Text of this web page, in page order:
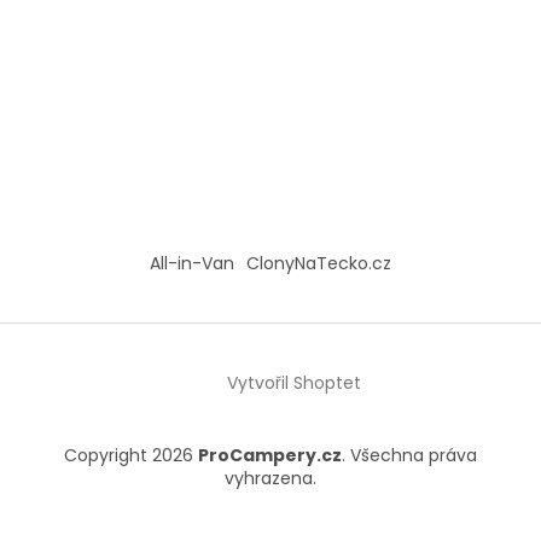
All-in-Van ClonyNaTecko.cz
Vytvořil Shoptet
Copyright 2026 ProCampery.cz. Všechna práva
vyhrazena.